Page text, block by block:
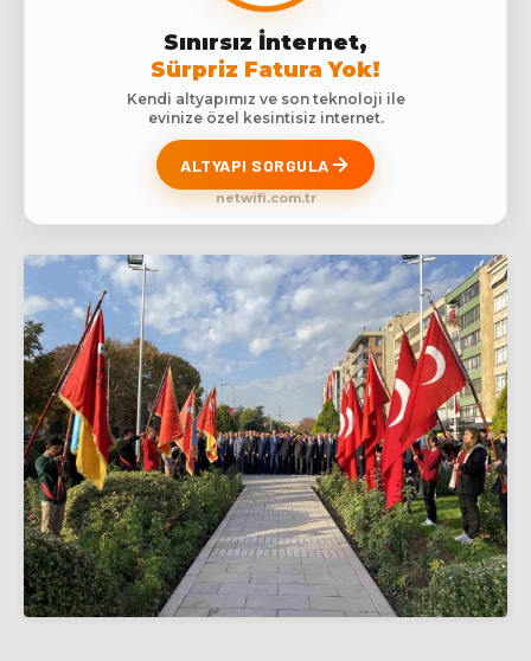
Sınırsız İnternet,
Sürpriz Fatura Yok!
Kendi altyapımız ve son teknoloji ile
evinize özel kesintisiz internet.
ALTYAPI SORGULA
netwifi.com.tr